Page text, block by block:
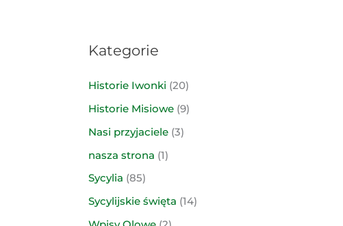
Kategorie
Historie Iwonki (20)
Historie Misiowe (9)
Nasi przyjaciele (3)
nasza strona (1)
Sycylia (85)
Sycylijskie święta (14)